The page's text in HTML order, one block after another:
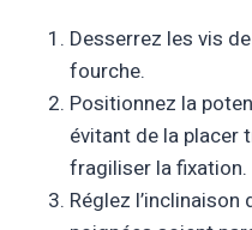
Desserrez les vis
fourche.
Positionnez la
évitant de la placer
fragiliser la fixation.
Réglez